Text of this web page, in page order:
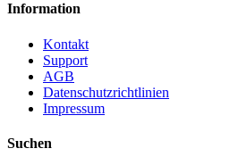
Information
Kontakt
Support
AGB
Datenschutzrichtlinien
Impressum
Suchen